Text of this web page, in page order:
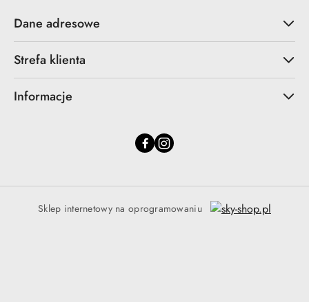
Dane adresowe
Strefa klienta
Informacje
Sklep internetowy na oprogramowaniu